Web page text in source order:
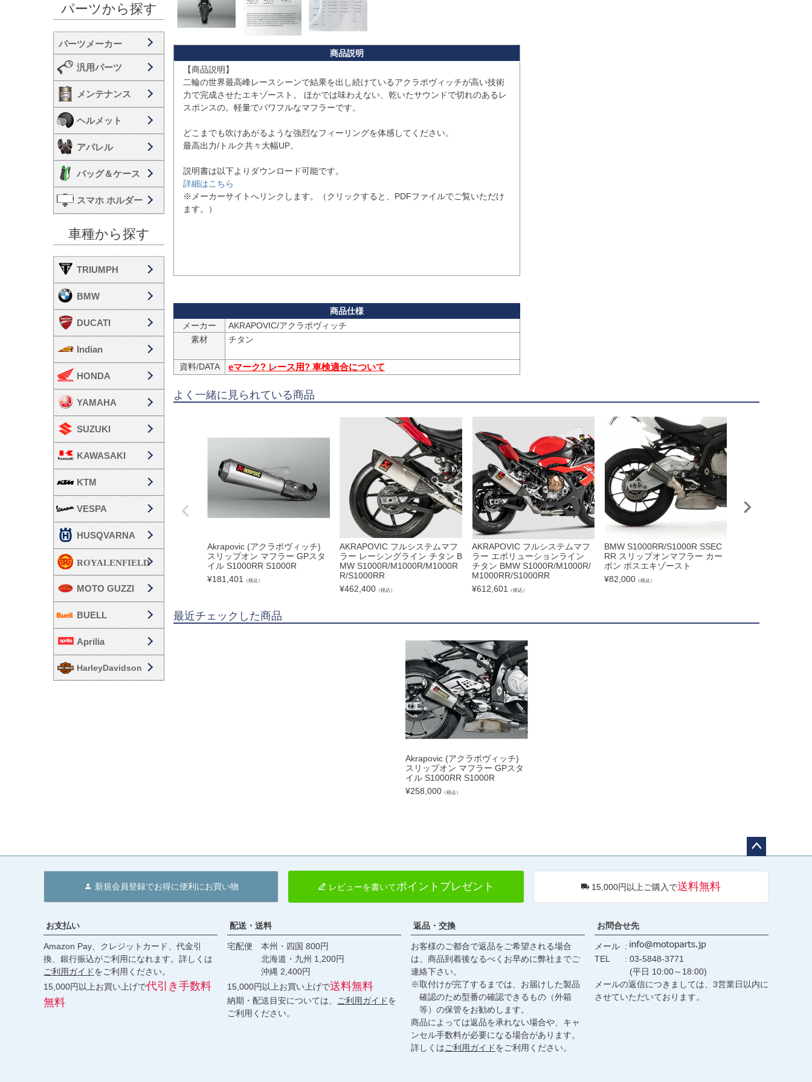
パーツから探す
汎用パーツ
メンテナンス
ヘルメット
アパレル
バッグ＆ケース
スマホ ホルダー
車種から探す
TRIUMPH
BMW
DUCATI
Indian
HONDA
YAMAHA
SUZUKI
KAWASAKI
KTM
VESPA
HUSQVARNA
MOTO GUZZI
BUELL
Aprilia
HarleyDavidson
【商品説明】
二輪の世界最高峰レースシーンで結果を出し続けているアクラポヴィッチが高い技術
力で完成させたエキゾースト。 ほかでは味わえない、乾いたサウンドで切れのあるレ
スポンスの。軽量でパワフルなマフラーです。
どこまでも吹けあがるような強烈なフィーリングを体感してください。
最高出力/トルク共々大幅UP。
詳細はこちら
※メーカーサイトへリンクします。（クリックすると、PDFファイルでご覧いただけ
ます。）
メーカー
素材
チタン
資料/DATA eマーク? レース用? 車検適合について
よく一緒に見られている商品
Akrapovic (アクラポヴィッチ)
スリップオン マフラー GPスタ
イル S1000RR S1000R
¥181,401 （税込）
AKRAPOVIC フルシステムマフ
ラー レーシングライン チタン B
MW S1000R/M1000R/M1000R
R/S1000RR
¥462,400 （税込）
AKRAPOVIC フルシステムマフ
ラー エボリューションライン
チタン BMW S1000R/M1000R/
M1000RR/S1000RR
¥612,601 （税込）
BMW S1000RR/S1000R SSEC
RR スリップオンマフラー カー
ボン ボスエキゾースト
¥82,000 （税込）
最近チェックした商品
Akrapovic (アクラポヴィッチ)
スリップオン マフラー GPスタ
イル S1000RR S1000R
¥258,000（税込）
へ
新規会員登録でお得に便利にお買い物 レビューを書いてポイントプレゼント 15,000円以上ご購入で送料無料
お支払い
Amazon Pay、クレジットカード、代金引
換、銀行振込がご利用になれます。詳しくは
ご利用ガイドをご利用ください。
15,000円以上お買い上げで代引き手数料
無料
配送・送料
宅配便 本州・四国 800円
北海道・九州 1,200円
沖縄 2,400円
15,000円以上お買い上げで送料無料
納期・配送目安については、 ご利用ガイドを
ご利用ください。
返品・交換
お客様のご都合で返品をご希望される場合
は、商品到着後なるべくお早めに弊社までご
連絡下さい。
※取付けが完了するまでは、お届けした製品
確認のため型番の確認できるもの（外箱
等）の保管をお勧めします。
商品によっては返品を承れない場合や、キャ
ンセル手数料が必要になる場合があります。
詳しくはご利用ガイドをご利用ください。
お問合せ先
メール
TEL
03-5848-3771
(平日 10:00～18:00)
メールの返信につきましては、3営業日以内に
させていただいております。